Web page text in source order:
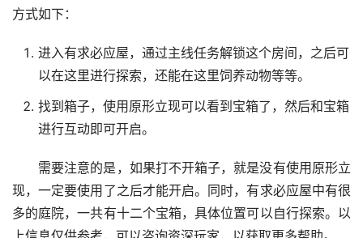
方式如下：
进入有求必应屋，通过主线任务解锁这个房间，之后可
以在这里进行探索，还能在这里饲养动物等等。
找到箱子，使用原形立现可以看到宝箱了，然后和宝箱
进行互动即可开启。
需要注意的是，如果打不开箱子，就是没有使用原形立
现，一定要使用了之后才能开启。同时，有求必应屋中有很
多的庭院，一共有十二个宝箱，具体位置可以自行探索。以